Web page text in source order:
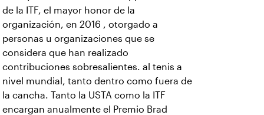
de la ITF, el mayor honor de la
organización, en 2016 , otorgado a
personas u organizaciones que se
considera que han realizado
contribuciones sobresalientes. al tenis a
nivel mundial, tanto dentro como fuera de
la cancha. Tanto la USTA como la ITF
encargan anualmente el Premio Brad